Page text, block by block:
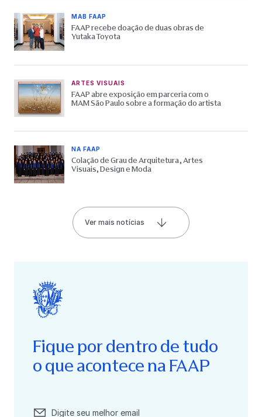
MAB FAAP
FAAP recebe doação de duas obras de
Yutaka Toyota
ARTES VISUAIS
FAAP abre exposição em parceria com o
MAM São Paulo sobre a formação do artista
NA FAAP
Colação de Grau de Arquitetura, Artes
Visuais, Design e Moda
Ver mais notícias
Fique por dentro de tudo
o que acontece na FAAP